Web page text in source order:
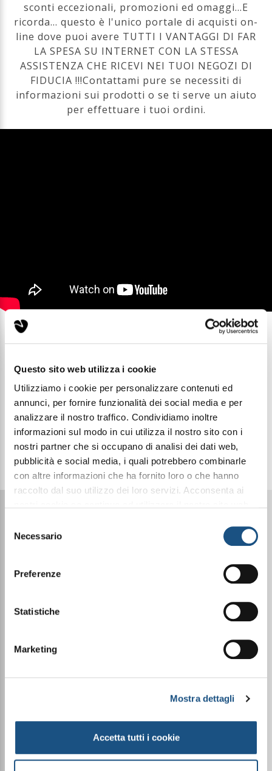
Questo sito web utilizza i cookie
Utilizziamo i cookie per personalizzare contenuti ed
annunci, per fornire funzionalità dei social media e per
analizzare il nostro traffico. Condividiamo inoltre
informazioni sul modo in cui utilizza il nostro sito con i
nostri partner che si occupano di analisi dei dati web,
pubblicità e social media, i quali potrebbero combinarle
con altre informazioni che ha fornito loro o che hanno
raccolto dal suo utilizzo dei loro servizi. Acconsenta ai
delNecessario
Preferenze
Statistiche
Marketing
Mostra dettagli
Accetta tutti i cookie
sconti eccezionali, promozioni ed omaggi…E
ricorda... questo è l'unico portale di acquisti on-
line dove puoi avere TUTTI I VANTAGGI DI FAR
LA SPESA SU INTERNET CON LA STESSA
ASSISTENZA CHE RICEVI NEI TUOI NEGOZI DI
FIDUCIA !!!Contattami pure se necessiti di
informazioni sui prodotti o se ti serve un aiuto
per effettuare i tuoi ordini.
Vai allo shop e scopri i
prezzi a te riservati!
Clicca qui
benessere come stile di vita
Prodotti Made in Italy di alta
⁠⁠Risparmio e vantaggi
Opportunità di guadagno
flessibile